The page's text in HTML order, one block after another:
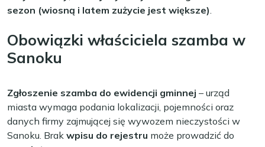
sezon (wiosną i latem zużycie jest większe).
Obowiązki właściciela szamba w
Sanoku
Zgłoszenie szamba do ewidencji gminnej – urząd
miasta wymaga podania lokalizacji, pojemności oraz
danych firmy zajmującej się wywozem nieczystości w
Sanoku. Brak wpisu do rejestru może prowadzić do